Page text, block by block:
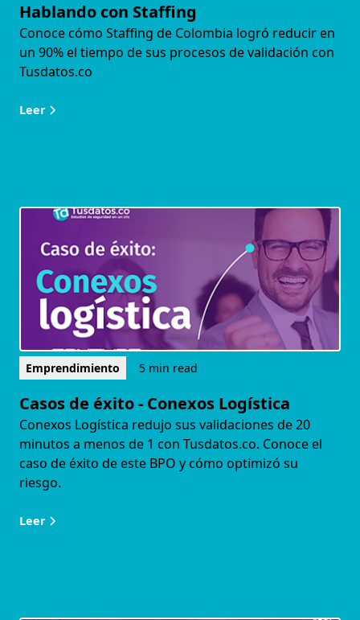
Hablando con Staffing
Conoce cómo Staffing de Colombia logró reducir en
un 90% el tiempo de sus procesos de validación con
Tusdatos.co
Leer
Emprendimiento 5 min read
Casos de éxito - Conexos Logística
Conexos Logística redujo sus validaciones de 20
minutos a menos de 1 con Tusdatos.co. Conoce el
caso de éxito de este BPO y cómo optimizó su
riesgo.
Leer